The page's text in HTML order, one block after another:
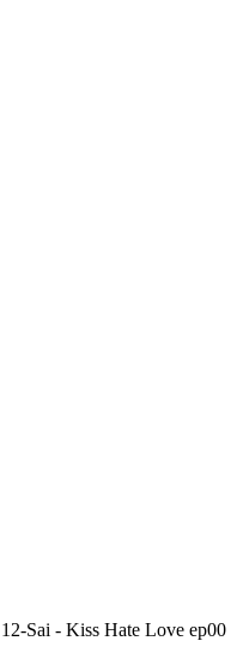
12-Sai - Kiss Hate Love ep00